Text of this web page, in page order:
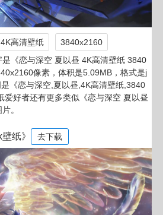
4K高清壁纸
3840x2160
《恋与深空 夏以昼 4K高清壁纸 3840
像素，体积是5.09MB，格式是j
《恋与深空,夏以昼,4K高清壁纸,3840
好者还有更多类似《恋与深空 夏以昼
。
纸》 去下载